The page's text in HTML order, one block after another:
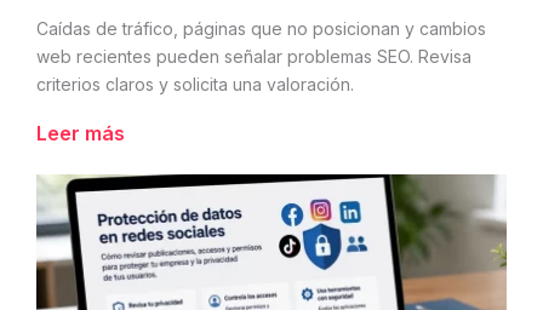
Caídas de tráfico, páginas que no posicionan y cambios
web recientes pueden señalar problemas SEO. Revisa
criterios claros y solicita una valoración.
Leer más